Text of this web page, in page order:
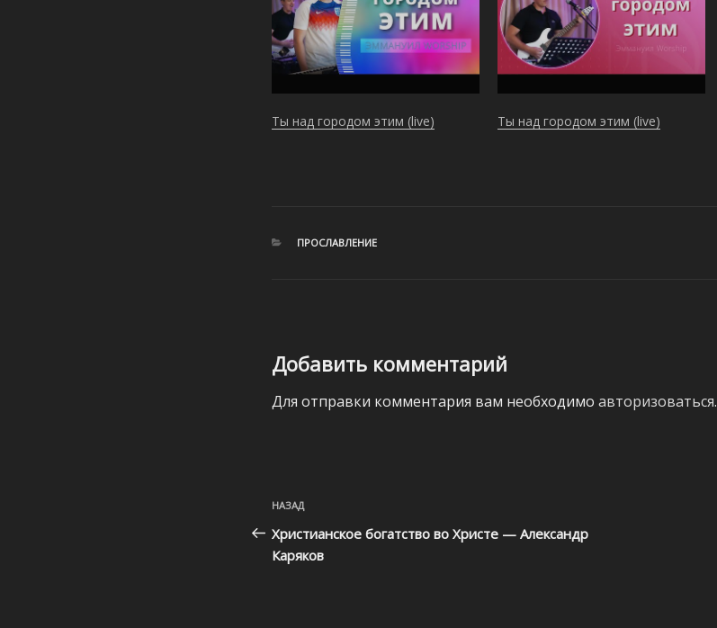
Ты над городом этим (live) Ты над городом этим (live)
РУБРИКИ
ПРОСЛАВЛЕНИЕ
Добавить комментарий
Для отправки комментария вам необходимо авторизоваться.
Навигация
по
записям
Предыдущая
запись:
НАЗАД
Христианское богатство во Христе — Александр
Каряков